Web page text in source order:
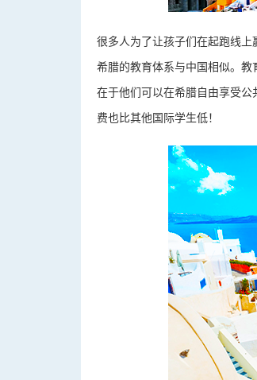
很多人为了让孩子们在起跑线上
希腊的教育体系与中国相似。
在于他们可以在希腊自由享受
费也比其他国际学生低！